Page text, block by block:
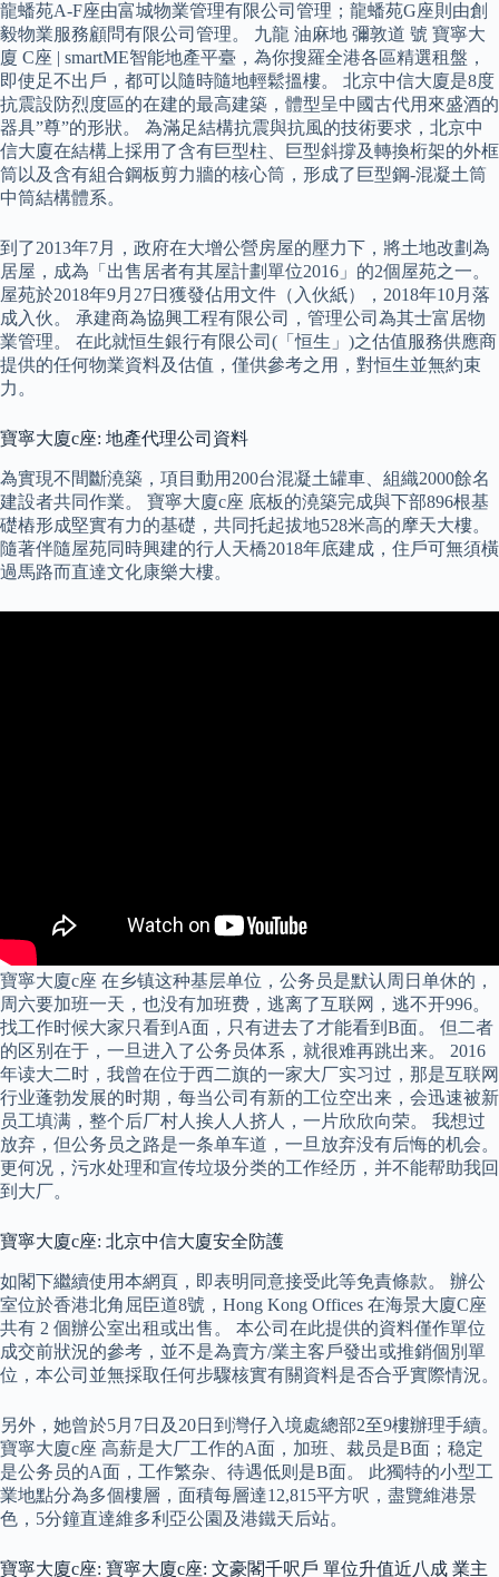
龍蟠苑A-F座由富城物業管理有限公司管理；龍蟠苑G座則由創
毅物業服務顧問有限公司管理。 九龍 油麻地 彌敦道 號 寶寧大
廈 C座 | smartME智能地產平臺，為你搜羅全港各區精選租盤，
即使足不出戶，都可以隨時隨地輕鬆搵樓。 北京中信大廈是8度
抗震設防烈度區的在建的最高建築，體型呈中國古代用來盛酒的
器具”尊”的形狀。 為滿足結構抗震與抗風的技術要求，北京中
信大廈在結構上採用了含有巨型柱、巨型斜撐及轉換桁架的外框
筒以及含有組合鋼板剪力牆的核心筒，形成了巨型鋼-混凝土筒
中筒結構體系。
到了2013年7月，政府在大增公營房屋的壓力下，將土地改劃為
居屋，成為「出售居者有其屋計劃單位2016」的2個屋苑之一。
屋苑於2018年9月27日獲發佔用文件（入伙紙），2018年10月落
成入伙。 承建商為協興工程有限公司，管理公司為其士富居物
業管理。 在此就恒生銀行有限公司(「恒生」)之估值服務供應商
提供的任何物業資料及估值，僅供參考之用，對恒生並無約束
力。
寶寧大廈c座: 地產代理公司資料
為實現不間斷澆築，項目動用200台混凝土罐車、組織2000餘名
建設者共同作業。 寶寧大廈c座 底板的澆築完成與下部896根基
礎樁形成堅實有力的基礎，共同托起拔地528米高的摩天大樓。
隨著伴隨屋苑同時興建的行人天橋2018年底建成，住戶可無須橫
過馬路而直達文化康樂大樓。
寶寧大廈c座 在乡镇这种基层单位，公务员是默认周日单休的，
周六要加班一天，也没有加班费，逃离了互联网，逃不开996。
找工作时候大家只看到A面，只有进去了才能看到B面。 但二者
的区别在于，一旦进入了公务员体系，就很难再跳出来。 2016
年读大二时，我曾在位于西二旗的一家大厂实习过，那是互联网
行业蓬勃发展的时期，每当公司有新的工位空出来，会迅速被新
员工填满，整个后厂村人挨人人挤人，一片欣欣向荣。 我想过
放弃，但公务员之路是一条单车道，一旦放弃没有后悔的机会。
更何况，污水处理和宣传垃圾分类的工作经历，并不能帮助我回
到大厂。
寶寧大廈c座: 北京中信大廈安全防護
如閣下繼續使用本網頁，即表明同意接受此等免責條款。 辦公
室位於香港北角屈臣道8號，Hong Kong Offices 在海景大廈C座
共有 2 個辦公室出租或出售。 本公司在此提供的資料僅作單位
成交前狀況的參考，並不是為賣方/業主客戶發出或推銷個別單
位，本公司並無採取任何步驟核實有關資料是否合乎實際情況。
另外，她曾於5月7日及20日到灣仔入境處總部2至9樓辦理手續。
寶寧大廈c座 高薪是大厂工作的A面，加班、裁员是B面；稳定
是公务员的A面，工作繁杂、待遇低则是B面。 此獨特的小型工
業地點分為多個樓層，面積每層達12,815平方呎，盡覽維港景
色，5分鐘直達維多利亞公園及港鐵天后站。
寶寧大廈c座: 寶寧大廈c座: 文豪閣千呎戶 單位升值近八成 業主